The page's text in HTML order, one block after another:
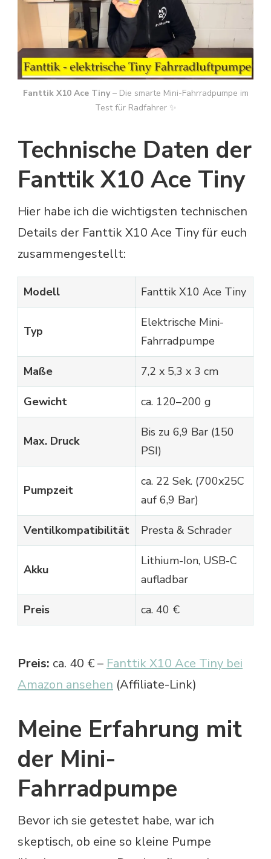
Fanttik X10 Ace Tiny– Die smarte Mini-Fahrradpumpe im
Test für Radfahrer ✨
Technische Daten der
Fanttik X10 Ace Tiny
Hier habe ich die wichtigsten technischen
Details der Fanttik X10 Ace Tiny für euch
zusammengestellt:
Modell Fanttik X10 Ace Tiny
Typ
Elektrische Mini-
Fahrradpumpe
Maße 7,2 x 5,3 x 3 cm
Gewicht ca. 120–200 g
Max. Druck
Bis zu 6,9 Bar (150
PSI)
Pumpzeit
ca. 22 Sek. (700x25C
auf 6,9 Bar)
Ventilkompatibilität Presta & Schrader
Akku
Lithium-Ion, USB-C
aufladbar
Preis ca. 40 €
Preis: ca. 40 € – Fanttik X10 Ace Tiny bei
Amazon ansehen (Affiliate-Link)
Meine Erfahrung mit
der Mini-
Fahrradpumpe
Bevor ich sie getestet habe, war ich
skeptisch, ob eine so kleine Pumpe